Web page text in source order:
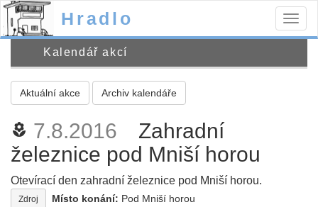
Hradlo
Kalendář akcí
Aktuální akce Archiv kalendáře
local_florist 7.8.2016
Zahradní
železnice pod Mniší horou
Otevírací den zahradní železnice pod Mniší horou.
Zdroj Místo konání: Pod Mniší horou